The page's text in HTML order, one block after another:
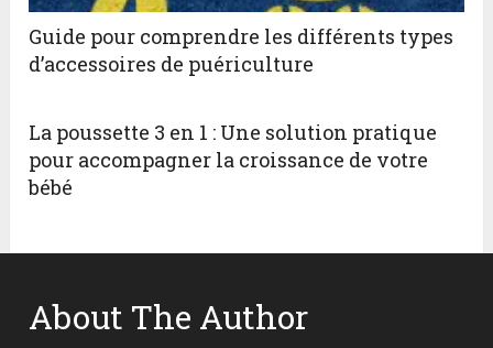
Guide pour comprendre les différents types
d’accessoires de puériculture
La poussette 3 en 1 : Une solution pratique
pour accompagner la croissance de votre
bébé
About The Author